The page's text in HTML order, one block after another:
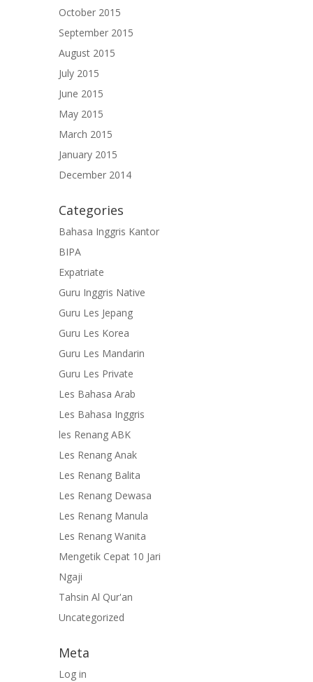
October 2015
September 2015
August 2015
July 2015
June 2015
May 2015
March 2015
January 2015
December 2014
Categories
Bahasa Inggris Kantor
BIPA
Expatriate
Guru Inggris Native
Guru Les Jepang
Guru Les Korea
Guru Les Mandarin
Guru Les Private
Les Bahasa Arab
Les Bahasa Inggris
les Renang ABK
Les Renang Anak
Les Renang Balita
Les Renang Dewasa
Les Renang Manula
Les Renang Wanita
Mengetik Cepat 10 Jari
Ngaji
Tahsin Al Qur'an
Uncategorized
Meta
Log in